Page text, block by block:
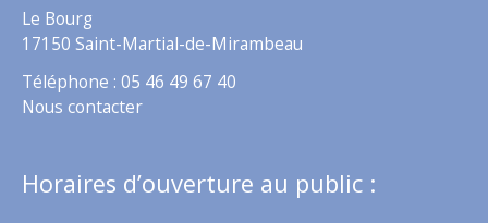
Le Bourg
17150 Saint-Martial-de-Mirambeau
Téléphone : 05 46 49 67 40
Nous contacter
Horaires d’ouverture au public :